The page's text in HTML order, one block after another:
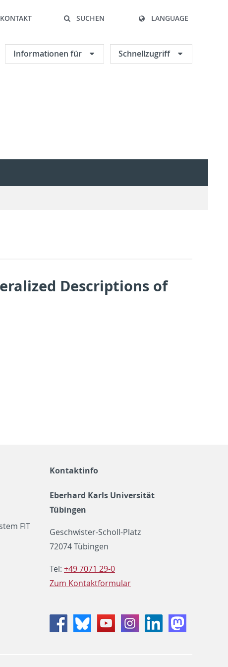
KONTAKT SUCHEN LANGUAGE
Informationen für Schnellzugriff
Descriptions of
FIT
Kontaktinfo
Eberhard Karls Universität
Tübingen
Geschwister-Scholl-Platz
72074 Tübingen
Tel: +49 7071 29-0
Zum Kontaktformular
FacebookBlueskyYoutubeInstagramLinkedInMastodon